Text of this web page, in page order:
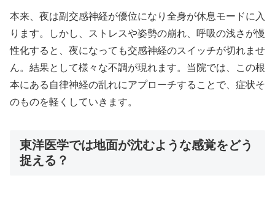
本来、夜は副交感神経が優位になり全身が休息モードに入
ります。しかし、ストレスや姿勢の崩れ、呼吸の浅さが慢
性化すると、夜になっても交感神経のスイッチが切れませ
ん。結果として様々な不調が現れます。当院では、この根
本にある自律神経の乱れにアプローチすることで、症状そ
のものを軽くしていきます。
東洋医学では地面が沈むような感覚をどう
捉える？